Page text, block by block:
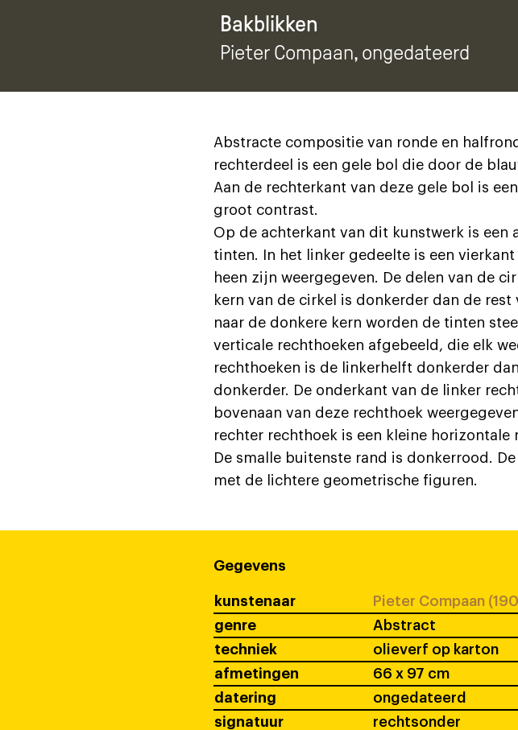
Bakblikken
Pieter Compaan, ongedateerd
Abstracte compositie van ronde en
rechterdeel is een gele bol die door de
Aan de rechterkant van deze gele bol is
groot contrast.
Op de achterkant van dit kunstwerk is
tinten. In het linker gedeelte is een
heen zijn weergegeven. De delen van de
kern van de cirkel is donkerder dan de
naar de donkere kern worden de tinten
verticale rechthoeken afgebeeld, die elk
rechthoeken is de linkerhelft donkerder
donkerder. De onderkant van de linker
bovenaan van deze rechthoek
rechter rechthoek is een kleine
De smalle buitenste rand is donkerrood.
met de lichtere geometrische figuren.
Gegevens
kunstenaar
Pieter Compaan
genre
Abstract
techniek
olieverf op karton
afmetingen
66 x 97 cm
datering
ongedateerd
signatuur
rechtsonder